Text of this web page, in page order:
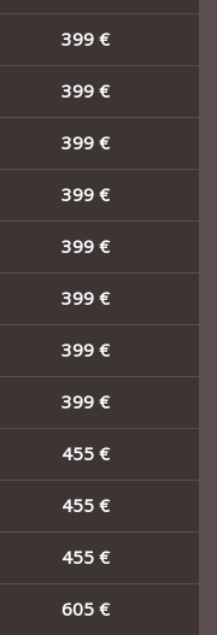
399 €
399 €
399 €
399 €
399 €
399 €
399 €
399 €
455 €
455 €
455 €
605 €